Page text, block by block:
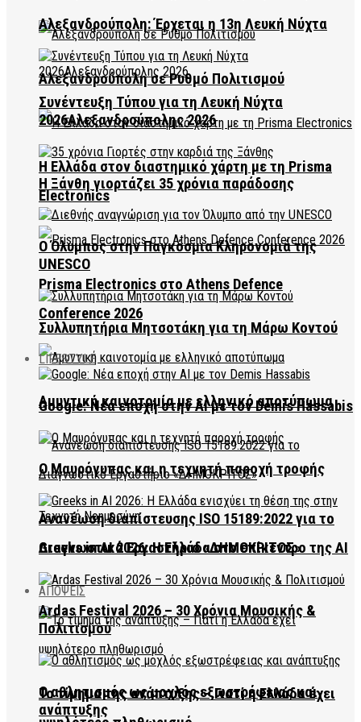
Αλεξανδρούπολη σε Ρυθμό Πολιτισμού
Η Ελλάδα στον διαστημικό χάρτη με τη Prisma
Electronics
Prisma Electronics στο Athens Defence
Conference 2026
Αμυντική καινοτομία με ελληνικό αποτύπωμα
Ανανέωση διαπίστευσης ISO 15189:2022 για το
Διαγνωστικό Εργαστήριο «ΔΗΜΟΚΡΙΤΟΣ»
ΑΠΟΨΕΙΣ
Το τίμημα της ανάπτυξης – Γιατί η Ελλάδα έχει
Αλεξανδρούπολη: Έρχεται η 13η Λευκή Νύχτα
Συνέντευξη Τύπου για τη Λευκή Νύχτα
2026Αλεξανδρούπολης 2026
Η Ξάνθη γιορτάζει 35 χρόνια παράδοσης
Ο Όλυμπος στην Παγκόσμια Κληρονομιά της
UNESCO
Συλλυπητήρια Μητσοτάκη για τη Μάρω Κοντού
LIFESTYLE
Google: Νέα εποχή στην AI με τον Demis Hassabis
Ο Μαυρόγυπας και η τεχνητή παροχή τροφής
Greeks in AI 2026: Η Ελλάδα στο επίκεντρο της AI
Ardas Festival 2026 – 30 Χρόνια Μουσικής &
Πολιτισμού
Ο αθλητισμός ως μοχλός εξωστρέφειας και
ανάπτυξης